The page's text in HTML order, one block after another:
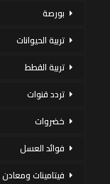
بورصة
تربية الحيوانات
تربية القطط
تردد قنوات
خضروات
فوائد العسل
فيتامينات ومعادن